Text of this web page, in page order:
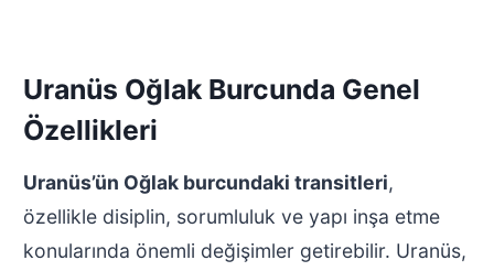
Uranüs Oğlak Burcunda Genel
Özellikleri
Uranüs’ün Oğlak burcundaki transitleri,
özellikle disiplin, sorumluluk ve yapı inşa etme
konularında önemli değişimler getirebilir. Uranüs,